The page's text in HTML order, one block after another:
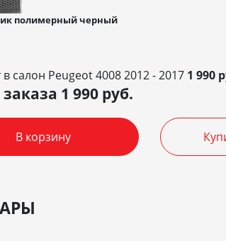
полимерный черный
салон Peugeot 4008 2012 - 2017 1 990
1 990 руб.
В корзину